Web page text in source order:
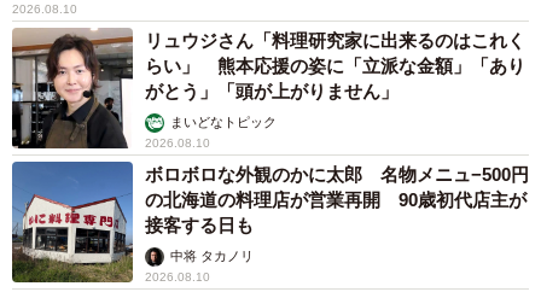
2026.08.10
リュウジさん「料理研究家に出来るのはこれく
らい」 熊本応援の姿に「立派な金額」「あり
がとう」「頭が上がりません」
まいどなトピック
2026.08.10
ボロボロな外観のかに太郎 名物メニュ−500円
の北海道の料理店が営業再開 90歳初代店主が
接客する日も
中将 タカノリ
2026.08.10